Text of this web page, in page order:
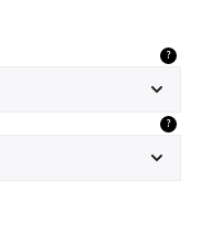
?
?